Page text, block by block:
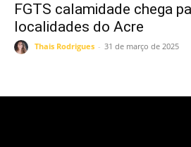
FGTS calamidade chega
localidades do Acre
Thais Rodrigues - 31 de março de 2025